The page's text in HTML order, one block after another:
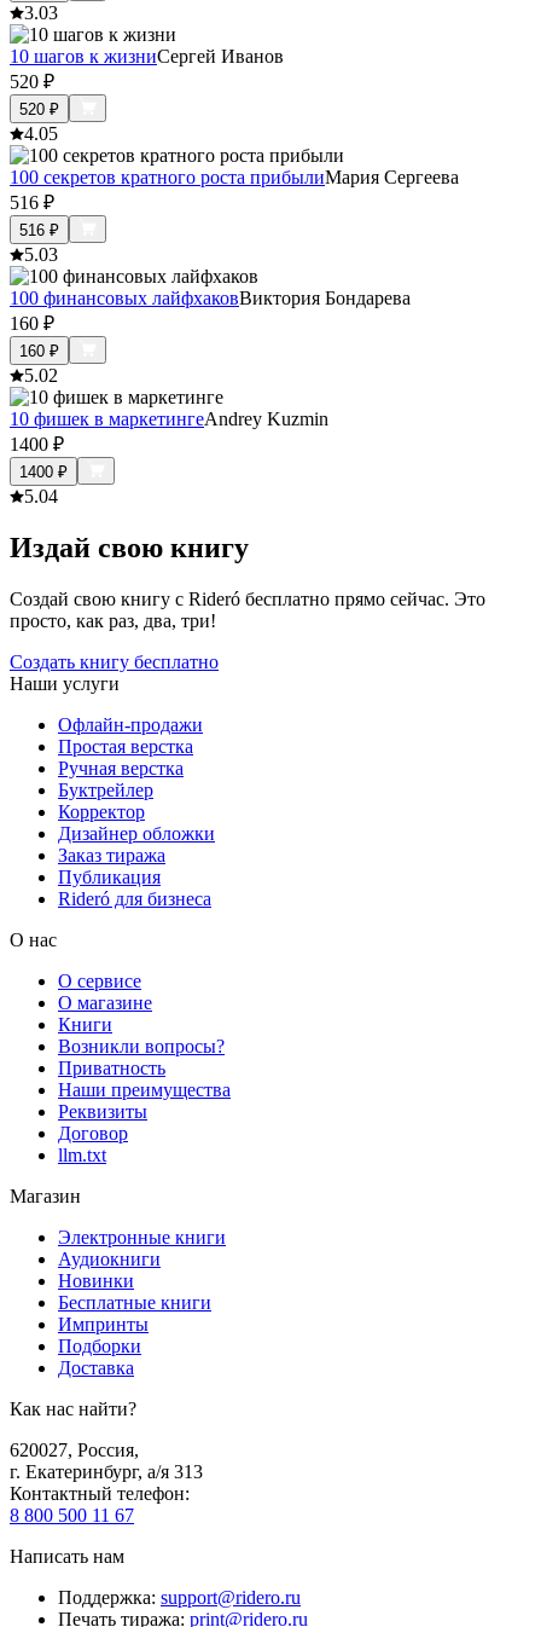
3.03
10 шагов к жизниСергей Иванов
520 ₽
520 ₽
4.05
100 секретов кратного роста прибылиМария Сергеева
516 ₽
516 ₽
5.03
100 финансовых лайфхаковВиктория Бондарева
160 ₽
160 ₽
5.02
10 фишек в маркетингеAndrey Kuzmin
1400 ₽
1400 ₽
5.04
Издай свою книгу
Создай свою книгу с Rideró бесплатно прямо сейчас. Это
просто, как раз, два, три!
Создать книгу бесплатно
Наши услуги
Офлайн-продажи
Простая верстка
Ручная верстка
Буктрейлер
Корректор
Дизайнер обложки
Заказ тиража
Публикация
Rideró для бизнеса
О нас
О сервисе
О магазине
Книги
Возникли вопросы?
Приватность
Наши преимущества
Реквизиты
Договор
llm.txt
Магазин
Электронные книги
Аудиокниги
Новинки
Бесплатные книги
Импринты
Подборки
Доставка
Как нас найти?
620027, Россия,
г. Екатеринбург, а/я 313
Контактный телефон:
8 800 500 11 67
Написать нам
Поддержка: support@ridero.ru
Печать тиража: print@ridero.ru